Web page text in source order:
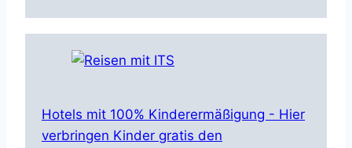
Hotels mit 100% Kinderermäßigung - Hier
verbringen Kinder gratis den